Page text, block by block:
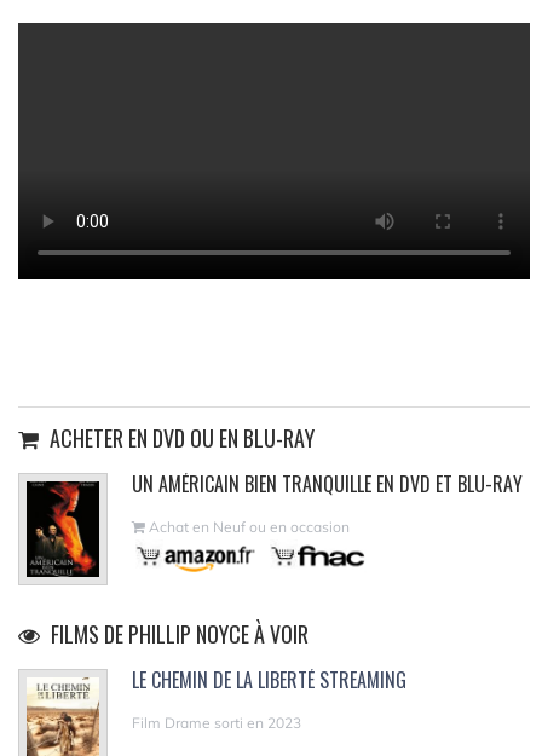
ACHETER EN DVD OU EN BLU-RAY
UN AMÉRICAIN BIEN TRANQUILLE EN DVD ET BLU-RAY
Achat en Neuf ou en occasion
FILMS DE PHILLIP NOYCE À VOIR
LE CHEMIN DE LA LIBERTÉ STREAMING
Film Drame sorti en 2023